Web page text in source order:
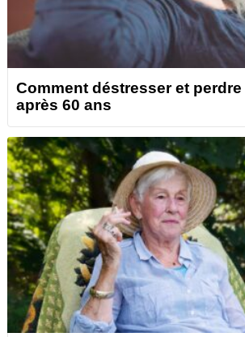
Comment déstresser et
après 60 ans